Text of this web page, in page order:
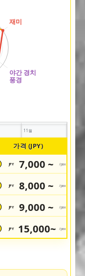
11월
가격 (JPY)
JPY 7,000 ~ /pax
JPY 8,000 ~ /pax
JPY 9,000 ~ /pax
JPY 15,000~ /pax